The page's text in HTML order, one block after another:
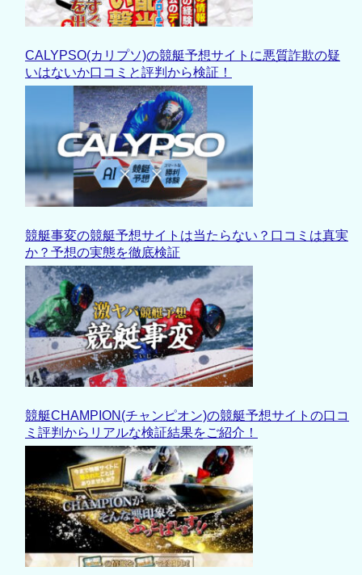
CALYPSO(カリプソ)の競艇予想サイトに悪質詐欺の疑
いはないか口コミと評判から検証！
競艇事変の競艇予想サイトは当たらない？口コミは真実
か？予想の実態を徹底検証
競艇CHAMPION(チャンピオン)の競艇予想サイトの口コ
ミ評判からリアルな検証結果をご紹介！